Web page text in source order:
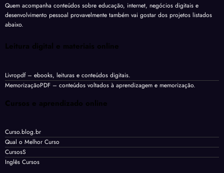
Quem acompanha conteúdos sobre educação, internet, negócios digitais e
desenvolvimento pessoal provavelmente também vai gostar dos projetos listados
abaixo.
Leitura digital e materiais online
Livropdf– ebooks, leituras e conteúdos digitais.
MemorizaçãoPDF – conteúdos voltados à aprendizagem e memorização.
Cursos e aprendizado online
Curso.blog.br
Qual o Melhor Curso
CursosS
Inglês Cursos